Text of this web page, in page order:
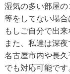
湿気の多い部屋
等をしてない場合
もしご自分で出
また、私達は深夜
名古屋市内や長
でも対応可能です。